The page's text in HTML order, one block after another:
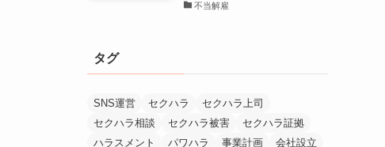
不当解雇
タグ
SNS運営 セクハラ
セクハラ上司
セクハラ相談
セクハラ被害
セクハラ証拠
ハラスメント
パワハラ 事業計画
会社設立